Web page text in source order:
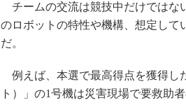
チームの交流は競技中だけではな
のロボットの特性や機構、想定して
だ。
例えば、本選で最高得点を獲得し
ト）」の1号機は災害現場で要救助